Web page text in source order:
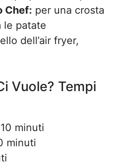
Chef: per una crosta
le patate
dell’air fryer,
Vuole? Tempi
10 minuti
minuti